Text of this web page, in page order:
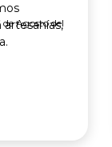
Agosto del